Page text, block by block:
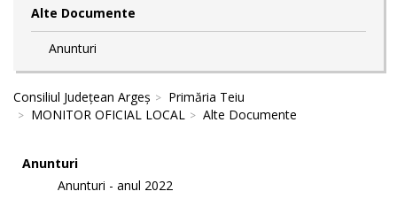
Alte Documente
Anunturi
Consiliul Județean Argeș
Primăria Teiu
MONITOR OFICIAL LOCAL
Alte Documente
Anunturi
Anunturi - anul 2022